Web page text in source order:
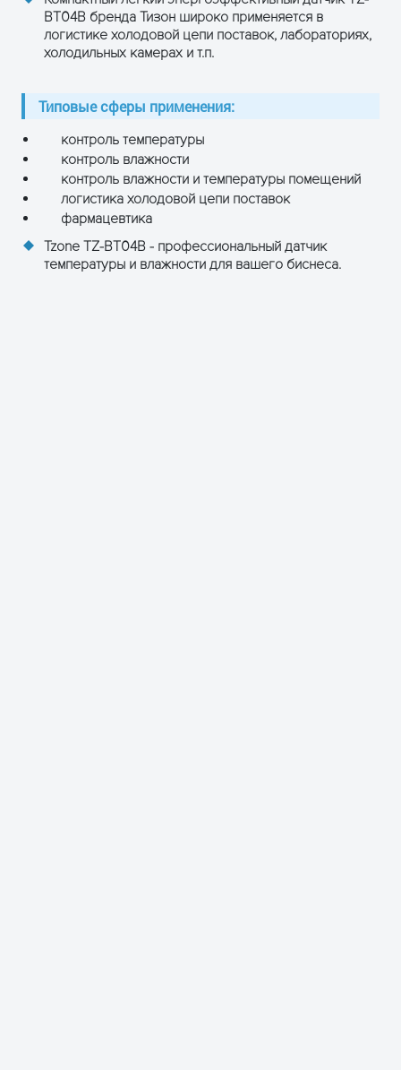
BT04B бренда Тизон широко применяется в
логистике холодовой цепи поставок, лабораториях,
холодильных камерах и т.п.
Типовые сферы применения:
контроль температуры
контроль влажности
контроль влажности и температуры помещений
логистика холодовой цепи поставок
фармацевтика
Tzone TZ-BT04В - профессиональный датчик
температуры и влажности для вашего биснеса.